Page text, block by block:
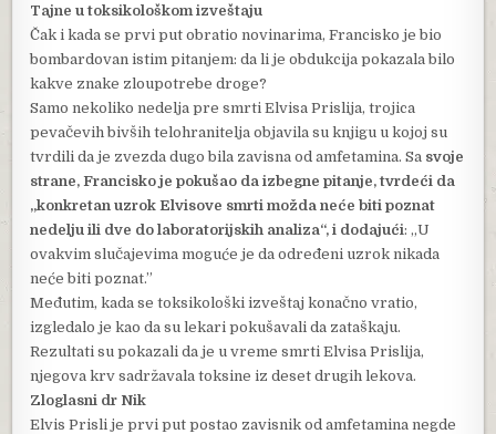
Tajne u toksikološkom izveštaju
Čak i kada se prvi put obratio novinarima, Francisko je bio
bombardovan istim pitanjem: da li je obdukcija pokazala bilo
kakve znake zloupotrebe droge?
Samo nekoliko nedelja pre smrti Elvisa Prislija, trojica
pevačevih bivših telohranitelja objavila su knjigu u kojoj su
tvrdili da je zvezda dugo bila zavisna od amfetamina. Sa svoje
strane, Francisko je pokušao da izbegne pitanje, tvrdeći da
„konkretan uzrok Elvisove smrti možda neće biti poznat
nedelju ili dve do laboratorijskih analiza“, i dodajući: „U
ovakvim slučajevima moguće je da određeni uzrok nikada
neće biti poznat.”
Međutim, kada se toksikološki izveštaj konačno vratio,
izgledalo je kao da su lekari pokušavali da zataškaju.
Rezultati su pokazali da je u vreme smrti Elvisa Prislija,
njegova krv sadržavala toksine iz deset drugih lekova.
Zloglasni dr Nik
Elvis Prisli je prvi put postao zavisnik od amfetamina negde